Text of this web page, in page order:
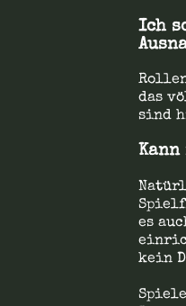
Ich
das
sind
es
kein